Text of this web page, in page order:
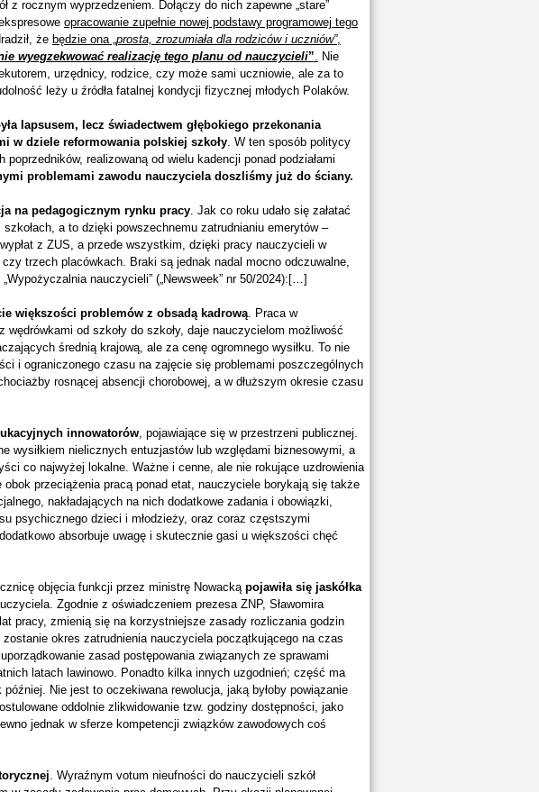
z rocznym wyprzedzeniem. Dołączy do nich zapewne „stare”
opracowanie zupełnie nowej podstawy programowej tego
że będzie ona „prosta, zrozumiała dla rodziców i uczniów”,
wyegzekwować realizację tego planu od nauczycieli”. Nie
urzędnicy, rodzice, czy może sami uczniowie, ale za to
leży u źródła fatalnej kondycji fizycznej młodych Polaków.
lapsusem, lecz świadectwem głębokiego przekonania
w dziele reformowania polskiej szkoły. W ten sposób politycy
realizowaną od wielu kadencji ponad podziałami
problemami zawodu nauczyciela doszliśmy już do ściany.
na pedagogicznym rynku pracy. Jak co roku udało się załatać
a to dzięki powszechnemu zatrudnianiu emerytów –
z ZUS, a przede wszystkim, dzięki pracy nauczycieli w
trzech placówkach. Braki są jednak nadal mocno odczuwalne,
nauczycieli” („Newsweek” nr 50/2024):[…]
większości problemów z obsadą kadrową. Praca w
od szkoły do szkoły, daje nauczycielom możliwość
średnią krajową, ale za cenę ogromnego wysiłku. To nie
i ograniczonego czasu na zajęcie się problemami poszczególnych
rosnącej absencji chorobowej, a w dłuższym okresie czasu
innowatorów, pojawiające się w przestrzeni publicznej.
wysiłkiem nielicznych entuzjastów lub względami biznesowymi, a
co najwyżej lokalne. Ważne i cenne, ale nie rokujące uzdrowienia
przeciążenia pracą ponad etat, nauczyciele borykają się także
nakładających na nich dodatkowe zadania i obowiązki,
psychicznego dzieci i młodzieży, oraz coraz częstszymi
absorbuje uwagę i skutecznie gasi u większości chęć
objęcia funkcji przez ministrę Nowacką pojawiła się jaskółka
Zgodnie z oświadczeniem prezesa ZNP, Sławomira
pracy, zmienią się na korzystniejsze zasady rozliczania godzin
okres zatrudnienia nauczyciela początkującego na czas
zasad postępowania związanych ze sprawami
latach lawinowo. Ponadto kilka innych uzgodnień; część ma
Nie jest to oczekiwana rewolucja, jaką byłoby powiązanie
oddolnie zlikwidowanie tzw. godziny dostępności, jako
jednak w sferze kompetencji związków zawodowych coś
. Wyraźnym votum nieufności do nauczycieli szkół